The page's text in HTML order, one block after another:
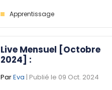
Apprentissage
Live Mensuel [Octobre
2024] :
ParEva | Publié le 09 Oct. 2024